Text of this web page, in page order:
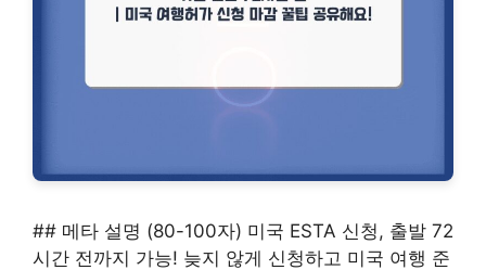
## 메타 설명 (80-100자) 미국 ESTA 신청, 출발 72
시간 전까지 가능! 늦지 않게 신청하고 미국 여행 준